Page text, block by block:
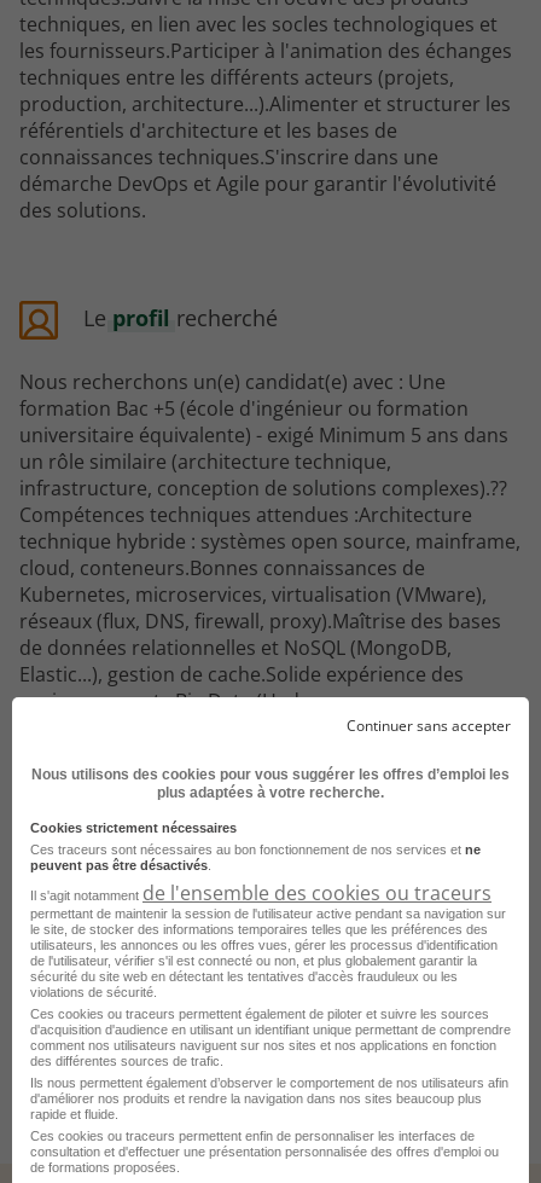
techniques, en lien avec les socles technologiques et
les fournisseurs.Participer à l'animation des échanges
techniques entre les différents acteurs (projets,
production, architecture...).Alimenter et structurer les
référentiels d'architecture et les bases de
connaissances techniques.S'inscrire dans une
démarche DevOps et Agile pour garantir l'évolutivité
des solutions.
Le profil recherché
Nous recherchons un(e) candidat(e) avec : Une
formation Bac +5 (école d'ingénieur ou formation
universitaire équivalente) - exigé Minimum 5 ans dans
un rôle similaire (architecture technique,
infrastructure, conception de solutions complexes).??
Compétences techniques attendues :Architecture
technique hybride : systèmes open source, mainframe,
cloud, conteneurs.Bonnes connaissances de
Kubernetes, microservices, virtualisation (VMware),
réseaux (flux, DNS, firewall, proxy).Maîtrise des bases
de données relationnelles et NoSQL (MongoDB,
Elastic...), gestion de cache.Solide expérience des
environnements Big Data (Hadoop,
Spark...).Connaissances en développement et
DevOps).Environnement de travail Windows.?? Qualités
personnelles :Esprit de synthèse et capacité
rédactionnelle.Aisance relationnelle et goût du travail
en équipe transverse.Autonomie, rigueur et capacité
d'analyse.Sens du service et proactivité.Adhésion forte
aux méthodes Agile et DevOps.Tous les postes sont
ouverts aux personnes en situation de handicap.
Postuler sur le site du recruteur
Continuer sans accepter
Nous utilisons des cookies pour vous suggérer les offres d’emploi les
plus adaptées à votre recherche.
Cookies strictement nécessaires
Ces traceurs sont nécessaires au bon fonctionnement de nos services et ne
peuvent pas être désactivés
Il s'agit notamment de l'ensemble des cookies ou traceurs
permettant de maintenir la session de l'utilisateur active pendant sa navigation sur
le site, de stocker des informations temporaires telles que les préférences des
utilisateurs, les annonces ou les offres vues, gérer les processus d'identification
de l'utilisateur, vérifier s'il est connecté ou non, et plus globalement garantir la
sécurité du site web en détectant les tentatives d'accès frauduleux ou les
violations de sécurité.
Ces cookies ou traceurs permettent également de piloter et suivre les sources
d'acquisition d'audience en utilisant un identifiant unique permettant de comprendre
comment nos utilisateurs naviguent sur nos sites et nos applications en fonction
des différentes sources de trafic.
Ils nous permettent également d’observer le comportement de nos utilisateurs afin
d'améliorer nos produits et rendre la navigation dans nos sites beaucoup plus
rapide et fluide.
Ces cookies ou traceurs permettent enfin de personnaliser les interfaces de
consultation et d'effectuer une présentation personnalisée des offres d'emploi ou
de formations proposées.